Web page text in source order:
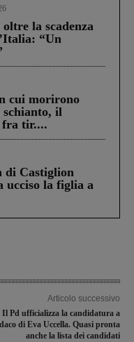
la scadenza
“Un
cui morirono
il
fra tir....
di Castiglion
ucciso la figlia a
Articolo successivo
Il Pd ufficializza la candidatura a
di Eva Uccella. Quasi pronta
anche la lista dei candidati